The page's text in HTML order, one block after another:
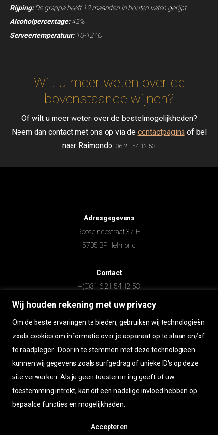
Wij houden rekening met uw privacy
Om de beste ervaringen te bieden, gebruiken wij technologieën
zoals cookies om informatie over je apparaat op te slaan en/of
te raadplegen. Door in te stemmen met deze technologieën
kunnen wij gegevens zoals surfgedrag of unieke ID's op deze
site verwerken. Als je geen toestemming geeft of uw
toestemming intrekt, kan dit een nadelige invloed hebben op
bepaalde functies en mogelijkheden.
Accepteren
Rijping:De grappa heeft 12 maanden in houten vaten gerijpt
Alcoholpercentage:42%
Serveertemperatuur:10-12° C
Wilt u meer weten over de
bovenstaande wijnen?
Of wilt u meer weten over de bestelmogelijkheden?
Neem dan contact met ons op via de contactpaginaof bel
naar Raimondo: 06 21 54 12 53
Adresgegevens
Rooseindestraat 37-H
5705 BP Helmond
Contact
+(0)31 6 21 54 12 53
info@nuovasardegna.nl
Openingstijden
Maandag t/m zaterdag op afspraak
Zondag gesloten
Wilt u persoonlijk langskomen?
Bel of app Raimondo 06 215 412 53